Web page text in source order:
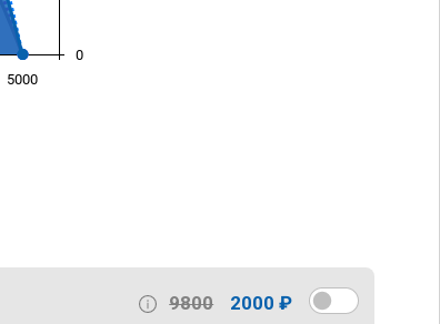
5000
0
9800 2000 ₽